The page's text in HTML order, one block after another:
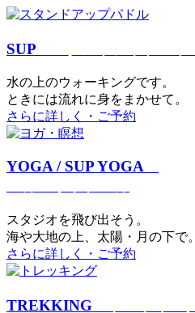
SUP
⽔の上のウォーキングです。
ときには流れに身をまかせて。
さらに詳しく・ご予約
YOGA / SUP YOGA
スタジオを⾶び出そう。
海や大地の上、太陽・⽉の下で。
さらに詳しく・ご予約
TREKKING